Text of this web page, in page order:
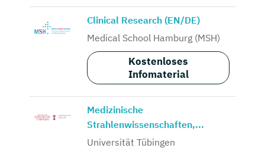
Clinical Research (EN/DE)
Medical School Hamburg (MSH)
Kostenloses
Infomaterial
Medizinische
Strahlenwissenschaften,...
Universität Tübingen